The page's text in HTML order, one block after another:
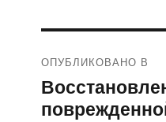
Навигация
по
записям
ОПУБЛИКОВАНО В